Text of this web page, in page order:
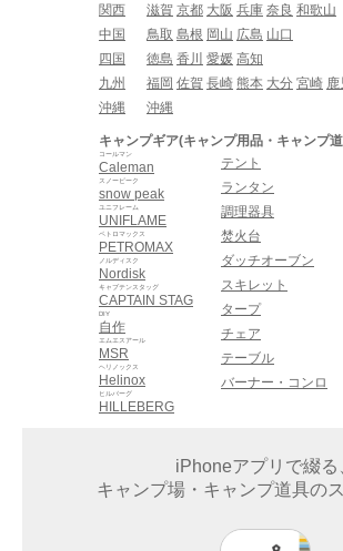
関西
滋賀 京都 大阪 兵庫 奈良 和歌山
中国
鳥取 島根 岡山 広島 山口
四国
徳島 香川 愛媛 高知
九州
福岡 佐賀 長崎 熊本 大分 宮崎 鹿
沖縄
沖縄
キャンプギア(キャンプ用品・キャンプ
Caleman
コールマン
snow peak
スノーピーク
UNIFLAME
ユニフレーム
PETROMAX
ペトロマックス
Nordisk
ノルディスク
CAPTAIN STAG
キャプテンスタッグ
自作
DIY
MSR
エムエスアール
Helinox
ヘリノックス
HILLEBERG
ヒルバーグ
テント
ランタン
調理器具
焚火台
ダッチオーブン
スキレット
タープ
チェア
テーブル
バーナー・コンロ
iPhoneアプリで綴る
キャンプ場・キャンプ道具の